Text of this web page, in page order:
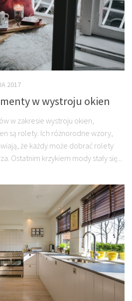
2017
w wystroju okien
w zakresie wystroju okien,
są rolety. Ich różnorodne wzory,
że każdy może dobrać rolety
Ostatnim krzykiem mody stały się...